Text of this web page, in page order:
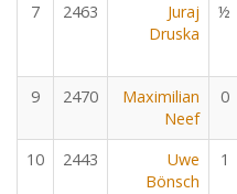
7 2463
Juraj
Druska
½
9 2470
Maximilian
Neef
0
10 2443
Uwe
Bönsch
1